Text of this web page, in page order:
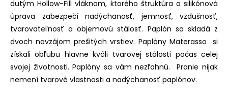
dutým Hollow-Fill vláknom, ktorého štruktúra a silikónová
úprava zabezpečí nadýchanosť, jemnosť, vzdušnosť,
tvarovateľnosť a objemovú stálosť. Paplón sa skladá z
dvoch navzájom prešitých vrstiev. Paplóny Materasso si
získali obľubu hlavne kvôli tvarovej stálosti počas celej
svojej životnosti. Paplóny sa vám nezľahnú. Pranie nijak
nemení tvarové vlastnosti a nadýchanosť paplónov.